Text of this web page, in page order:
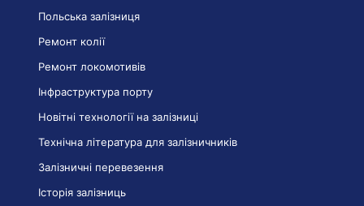
Польська залізниця
Ремонт колії
Ремонт локомотивів
Інфраструктура порту
Новітні технології на залізниці
Технічна література для залізничників
Залізничні перевезення
Історія залізниць